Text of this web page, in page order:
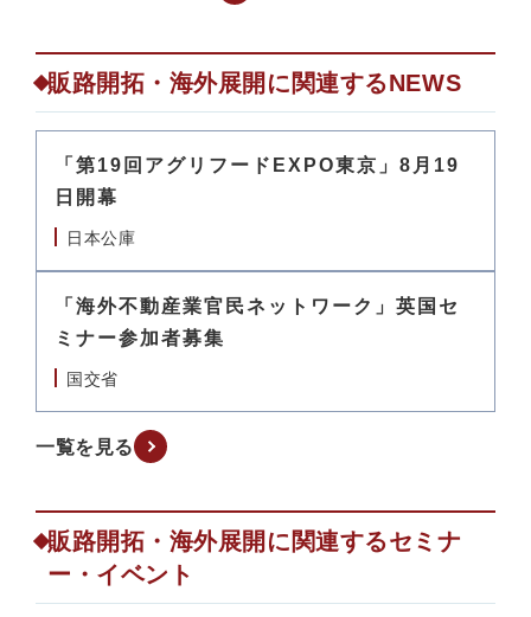
販路開拓・海外展開に関連するNEWS
「第19回アグリフードEXPO東京」8月19
日開幕
日本公庫
「海外不動産業官民ネットワーク」英国セ
ミナー参加者募集
国交省
一覧を見る
販路開拓・海外展開に関連するセミナ
ー・イベント